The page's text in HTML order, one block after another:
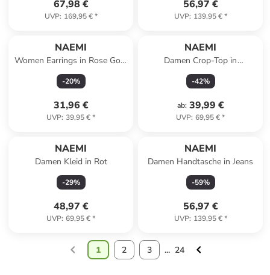
67,98 €
UVP: 169,95 €*
56,97 €
UVP: 139,95 €*
NAEMI
Women Earrings in Rose Gold
Multicolor
-20%
31,96 €
UVP: 39,95 €*
NAEMI
Damen Crop-Top in
LAVENDEL
-42%
ab: 39,99 €
UVP: 69,95 €*
NAEMI
Damen Kleid in Rot
-29%
48,97 €
UVP: 69,95 €*
NAEMI
Damen Handtasche in Jeans
-59%
56,97 €
UVP: 139,95 €*
1 2 3 ... 24